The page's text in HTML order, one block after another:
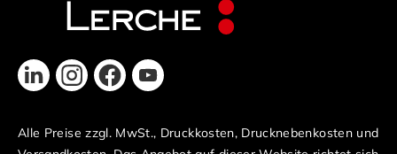
Alle Preise zzgl. MwSt., Druckkosten, Drucknebenkosten und